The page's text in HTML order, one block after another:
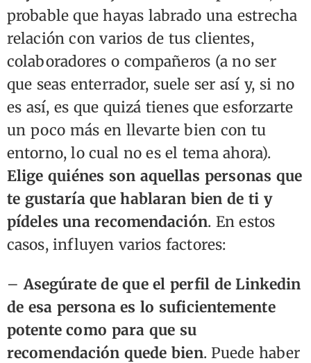
probable que hayas labrado una estrecha
relación con varios de tus clientes,
colaboradores o compañeros (a no ser
que seas enterrador, suele ser así y, si no
es así, es que quizá tienes que esforzarte
un poco más en llevarte bien con tu
entorno, lo cual no es el tema ahora).
Elige quiénes son aquellas personas que
te gustaría que hablaran bien de ti y
pídeles una recomendación. En estos
casos, influyen varios factores:
–Asegúrate de que el perfil de Linkedin
de esa persona es lo suficientemente
potente como para que su
recomendación quede bien. Puede haber